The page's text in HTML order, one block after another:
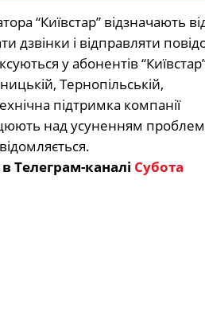
“Київстар” відзначають
дзвінки і відправляти
у абонентів
Тернопільській,
підтримка компанії
над усуненням
Телеграм-каналі Субота